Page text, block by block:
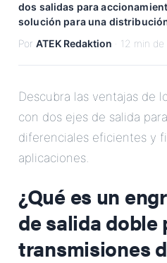
Correo Electrónico
Dirección
Mensaje
Enviar Mensaje
dos salidas para
solución para una
Por ATEK Redaktion · 12 min
Descubra las ventajas de
con dos ejes de salida
diferenciales eficientes y
aplicaciones.
¿Qué es un
de salida doble
transmisiones